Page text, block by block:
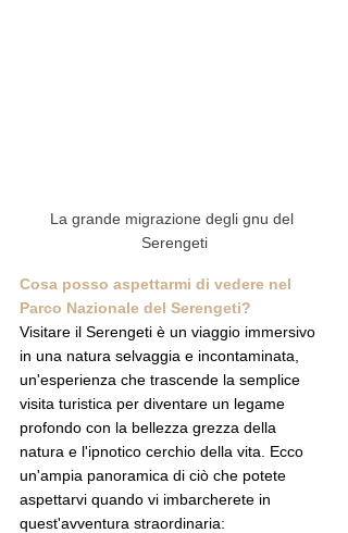
La grande migrazione degli gnu del
Serengeti
Cosa posso aspettarmi di vedere nel
Parco Nazionale del Serengeti?
Visitare il Serengeti è un viaggio immersivo
in una natura selvaggia e incontaminata,
un'esperienza che trascende la semplice
visita turistica per diventare un legame
profondo con la bellezza grezza della
natura e l'ipnotico cerchio della vita. Ecco
un'ampia panoramica di ciò che potete
aspettarvi quando vi imbarcherete in
quest'avventura straordinaria: